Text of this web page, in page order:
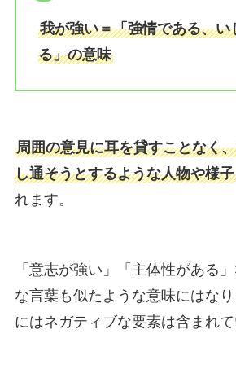
我が強い＝「強情である、い
る」の意味
周囲の意見に耳を貸すことなく
し通そうとするような人物や様子
れます。
「意志が強い」「主体性がある
な言葉も似たような意味にはな
にはネガティブな要素は含まれて